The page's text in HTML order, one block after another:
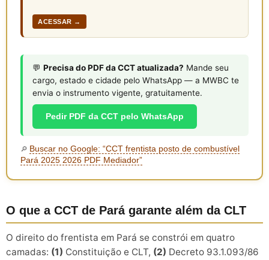
ACESSAR →
💬 Precisa do PDF da CCT atualizada? Mande seu
cargo, estado e cidade pelo WhatsApp — a MWBC te
envia o instrumento vigente, gratuitamente.
Pedir PDF da CCT pelo WhatsApp
🔎 Buscar no Google: “CCT frentista posto de combustível
Pará 2025 2026 PDF Mediador”
O que a CCT de Pará garante além da CLT
O direito do frentista em Pará se constrói em quatro
camadas: (1) Constituição e CLT, (2) Decreto 93.1.093/86